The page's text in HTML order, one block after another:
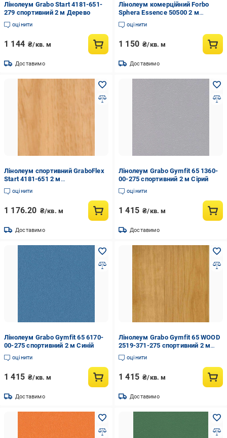
Лінолеум Grabo Start 4181-651-
279 спортивний 2 м Дерево
оцінити
1 144 ₴/кв. м
Доставимо
Лінолеум комерційний Forbo
Sphera Essence 50500 2 м
Бежевий
оцінити
1 150 ₴/кв. м
Доставимо
Лінолеум спортивний GraboFlex
Start 4181-651 2 м
(904d872w167)
оцінити
1 176.20 ₴/кв. м
Доставимо
Лінолеум Grabo Gymfit 65 1360-
00-275 спортивний 2 м Сірий
оцінити
1 415 ₴/кв. м
Доставимо
Лінолеум Grabo Gymfit 65 6170-
00-275 спортивний 2 м Синій
оцінити
1 415 ₴/кв. м
Доставимо
Лінолеум Grabo Gymfit 65 WOOD
2519-371-275 спортивний 2 м
Дерево
оцінити
1 415 ₴/кв. м
Доставимо